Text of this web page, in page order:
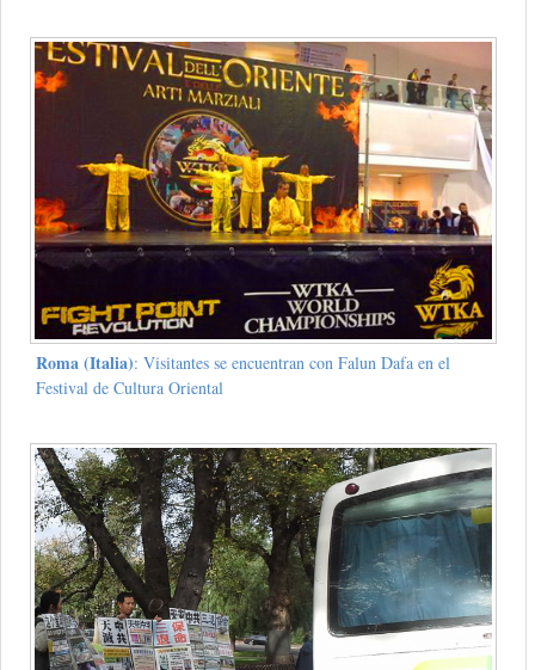
Roma (Italia): Visitantes se encuentran con Falun Dafa en el
Festival de Cultura Oriental